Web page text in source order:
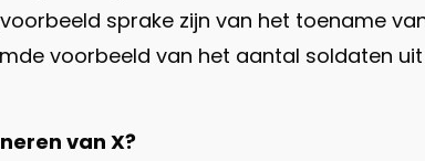
sprake zijn van het toename
voorbeeld van het aantal soldaten
van X?